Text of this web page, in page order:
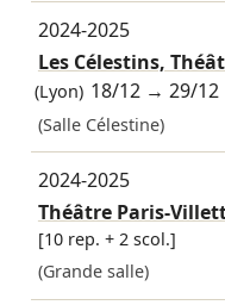
2024-2025
Les Célestins,
(Lyon) 18/12 →29/12
(Salle Célestine)
2024-2025
Théâtre Paris-
[10 rep. + 2 scol.]
(Grande salle)